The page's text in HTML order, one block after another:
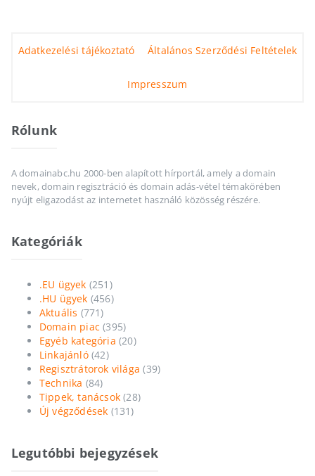
Adatkezelési tájékoztató Általános Szerződési Feltételek
Impresszum
Rólunk
A domainabc.hu 2000-ben alapított hírportál, amely a domain
nevek, domain regisztráció és domain adás-vétel témakörében
nyújt eligazodást az internetet használó közösség részére.
Kategóriák
.EU ügyek (251)
.HU ügyek (456)
Aktuális (771)
Domain piac (395)
Egyéb kategória (20)
Linkajánló(42)
Regisztrátorok világa (39)
Technika (84)
Tippek, tanácsok (28)
Új végződések (131)
Legutóbbi bejegyzések